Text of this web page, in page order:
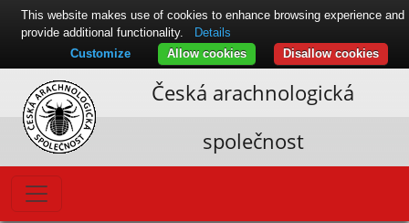
Česká arachnologická
společnost
This website makes use of cookies to enhance browsing experience and
provide additional functionality.
Details
Disallow cookies
Allow cookies
Customize